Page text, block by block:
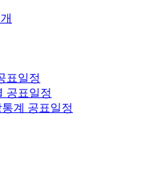
표일정
공표일정
계 공표일정